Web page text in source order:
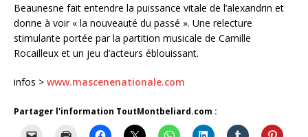
Beaunesne fait entendre la puissance vitale de l’alexandrin et
donne à voir « la nouveauté du passé ». Une relecture
stimulante portée par la partition musicale de Camille
Rocailleux et un jeu d’acteurs éblouissant.
infos > www.mascenenationale.com
Partager l'information ToutMontbeliard.com :